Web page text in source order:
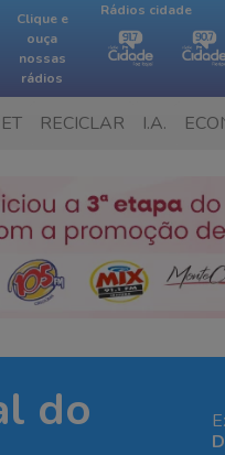
Clique e
ouça
nossas
rádios
Rádios cidade
RECICLAR I.A.
do